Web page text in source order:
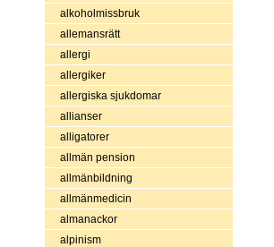
alkoholmissbruk
allemansrätt
allergi
allergiker
allergiska sjukdomar
allianser
alligatorer
allmän pension
allmänbildning
allmänmedicin
almanackor
alpinism